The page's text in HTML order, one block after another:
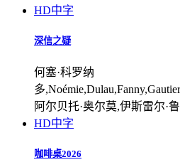
HD中字
深信之疑
何塞·科罗纳
多
阿尔贝托·奥尔莫,伊斯雷尔·
HD中字
咖啡桌2026